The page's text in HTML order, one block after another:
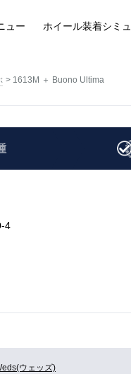
ュー ホイール装着シミ
1613M ＋ Buono Ultima
4
ウェッズ)